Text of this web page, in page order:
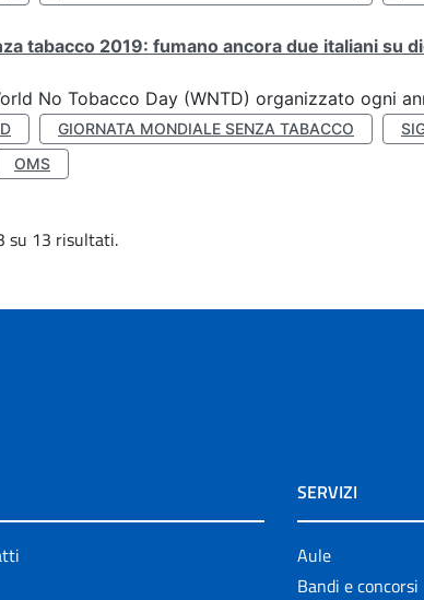
tabacco 2019: fumano ancora due italiani su
No Tobacco Day (WNTD) organizzato ogni
GIORNATA MONDIALE SENZA TABACCO
OMS
su 13 risultati.
SERVIZI
Aule
Bandi e concorsi